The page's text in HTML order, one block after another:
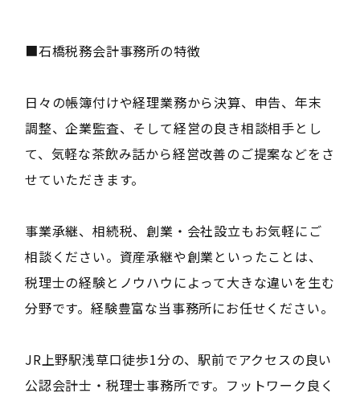
■石橋税務会計事務所の特徴
日々の帳簿付けや経理業務から決算、申告、年末
調整、企業監査、そして経営の良き相談相手とし
て、気軽な茶飲み話から経営改善のご提案などをさ
せていただきます。
事業承継、相続税、創業・会社設立もお気軽にご
相談ください。資産承継や創業といったことは、
税理士の経験とノウハウによって大きな違いを生む
分野です。経験豊富な当事務所にお任せください。
JR上野駅浅草口徒歩1分の、駅前でアクセスの良い
公認会計士・税理士事務所です。フットワーク良く